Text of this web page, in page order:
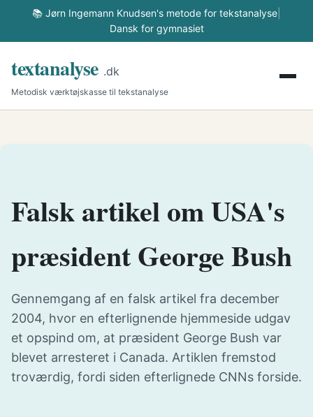
📚 Jørn Ingemann Knudsen's metode for tekstanalyse
Dansk for gymnasiet
textanalyse .dk
Metodisk værktøjskasse til tekstanalyse
Falsk artikel om USA's
præsident George Bush
Gennemgang af en falsk artikel fra december
2004, hvor en efterlignende hjemmeside udgav
et opspind om, at præsident George Bush var
blevet arresteret i Canada. Artiklen fremstod
troværdig, fordi siden efterlignede CNNs forside.